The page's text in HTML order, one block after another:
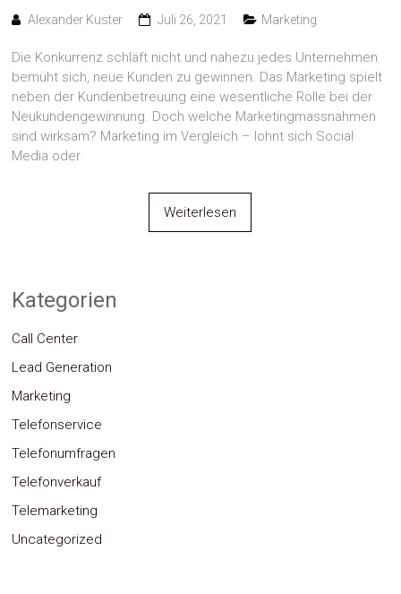
Alexander Kuster Juli 26, 2021 Marketing
Die Konkurrenz schläft nicht und nahezu jedes Unternehmen
bemüht sich, neue Kunden zu gewinnen. Das Marketing spielt
neben der Kundenbetreuung eine wesentliche Rolle bei der
Neukundengewinnung. Doch welche Marketingmassnahmen
sind wirksam? Marketing im Vergleich – lohnt sich Social
Media oder
Weiterlesen
Kategorien
Call Center
Lead Generation
Marketing
Telefonservice
Telefonumfragen
Telefonverkauf
Telemarketing
Uncategorized